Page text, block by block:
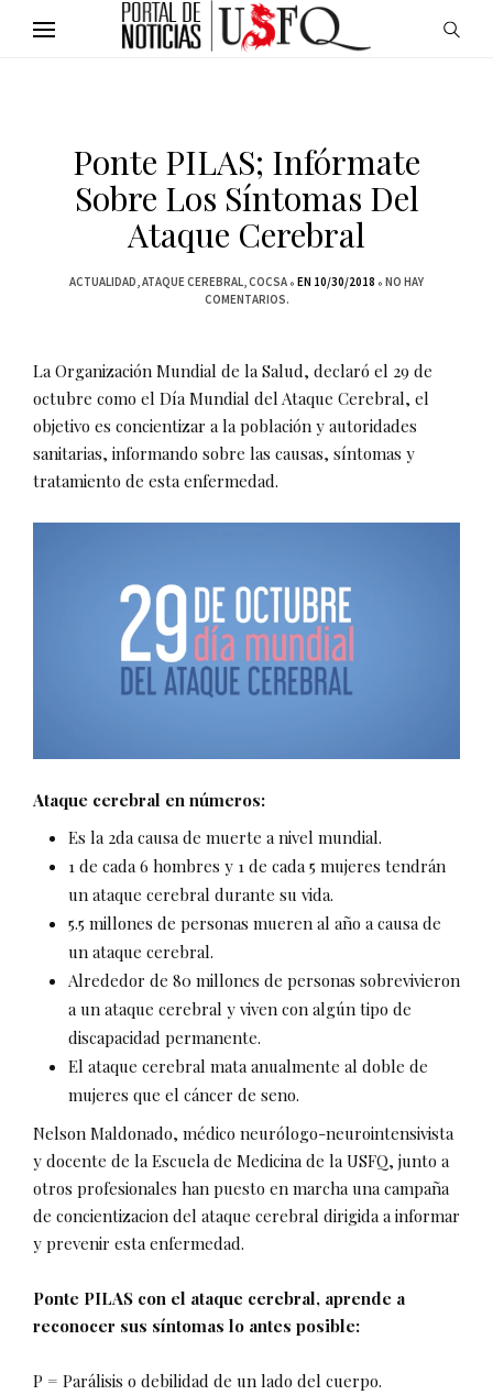
Ponte PILAS; Infórmate
Sobre Los Síntomas Del
Ataque Cerebral
ACTUALIDAD ATAQUE CEREBRAL COCSA EN 10/30/2018
NO HAY
COMENTARIOS.
La Organización Mundial de la Salud, declaró el 29 de
octubre como el Día Mundial del Ataque Cerebral, el
objetivo es concientizar a la población y autoridades
sanitarias, informando sobre las causas, síntomas y
tratamiento de esta enfermedad.
Ataque cerebral en números:
Es la 2da causa de muerte a nivel mundial.
1 de cada 6 hombres y 1 de cada 5 mujeres tendrán
un ataque cerebral durante su vida.
5.5 millones de personas mueren al año a causa de
un ataque cerebral.
Alrededor de 80 millones de personas sobrevivieron
a un ataque cerebral y viven con algún tipo de
discapacidad permanente.
El ataque cerebral mata anualmente al doble de
mujeres que el cáncer de seno.
Nelson Maldonado, médico neurólogo-neurointensivista
y docente de la Escuela de Medicina de la USFQ, junto a
otros profesionales han puesto en marcha una campaña
de concientizacion del ataque cerebral dirigida a informar
y prevenir esta enfermedad.
Ponte PILAS con el ataque cerebral, aprende a
reconocer sus síntomas lo antes posible:
P = Parálisis o debilidad de un lado del cuerpo.